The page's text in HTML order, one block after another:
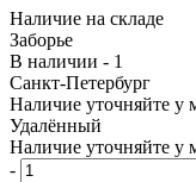
Наличие на складе
Заборье
В наличии - 1
Санкт-Петербург
Наличие уточняйте у
Удалённый
Наличие уточняйте у
-